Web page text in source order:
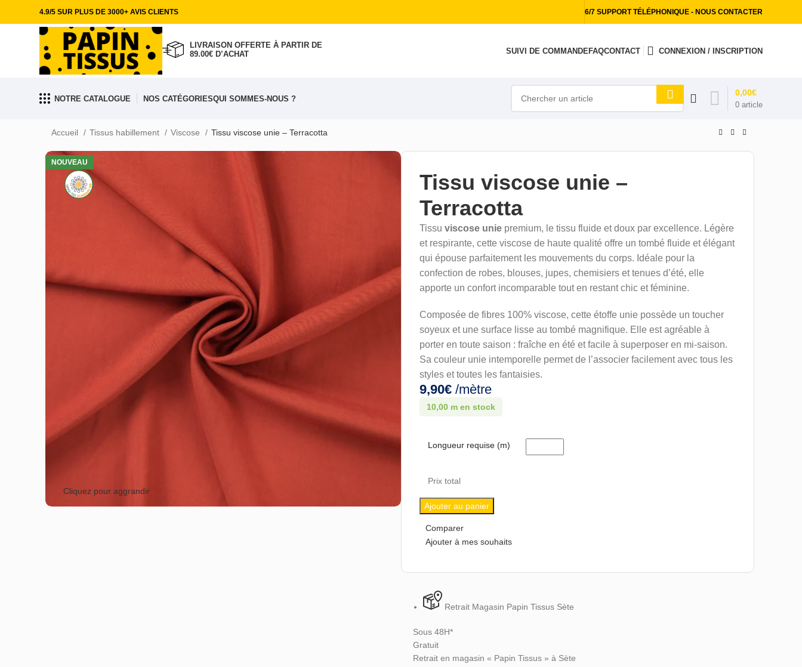
4.9/5 SUR PLUS DE 3000+ AVIS CLIENTS 6/7 SUPPORT TÉLÉPHONIQUE - NOUS CONTACTER
LIVRAISON OFFERTE À PARTIR DE
89.00€ D’ACHAT
SUIVI DE COMMANDEFAQCONTACT CONNEXION / INSCRIPTION
NOTRE CATALOGUE NOS CATÉGORIESQUI SOMMES-NOUS ?
0 article
0,00€
Accueil Tissus habillement Viscose Tissu viscose unie – Terracotta
NOUVEAU
Cliquez pour aggrandir
Tissu viscose unie –
Terracotta
Tissu viscose unie premium, le tissu fluide et doux par excellence. Légère
et respirante, cette viscose de haute qualité offre un tombé fluide et élégant
qui épouse parfaitement les mouvements du corps. Idéale pour la
confection de robes, blouses, jupes, chemisiers et tenues d’été, elle
apporte un confort incomparable tout en restant chic et féminine.
Composée de fibres 100% viscose, cette étoffe unie possède un toucher
soyeux et une surface lisse au tombé magnifique. Elle est agréable à
porter en toute saison : fraîche en été et facile à superposer en mi-saison.
Sa couleur unie intemporelle permet de l’associer facilement avec tous les
styles et toutes les fantaisies.
9,90€ /mètre
10,00 m en stock
Longueur requise (m)
Prix total
Ajouter au panier
Comparer
Ajouter à mes souhaits
Retrait Magasin Papin Tissus Sète
Sous 48H*
Gratuit
Retrait en magasin « Papin Tissus » à Sète